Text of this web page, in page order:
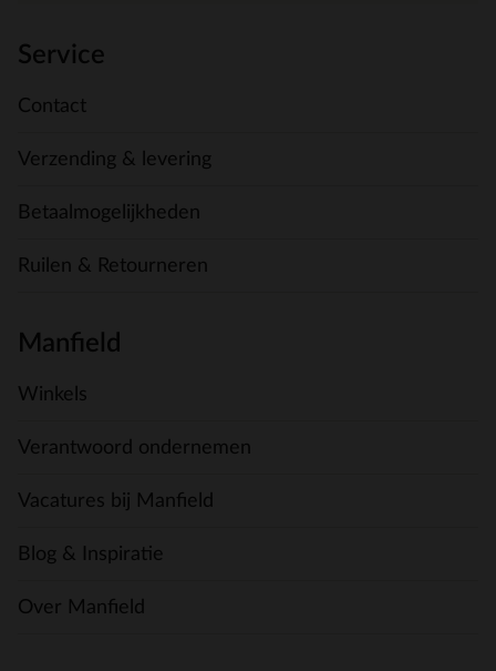
Service
Contact
Verzending & levering
Betaalmogelijkheden
Ruilen & Retourneren
Manfield
Winkels
Verantwoord ondernemen
Vacatures bij Manfield
Blog & Inspiratie
Over Manfield